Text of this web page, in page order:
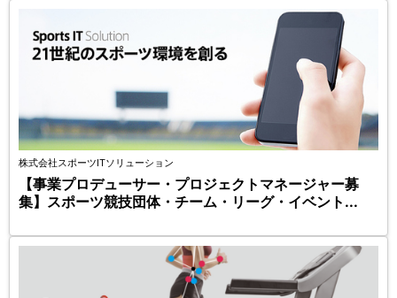
株式会社スポーツITソリューション
【事業プロデューサー・プロジェクトマネージャー募
集】スポーツ競技団体・チーム・リーグ・イベント...